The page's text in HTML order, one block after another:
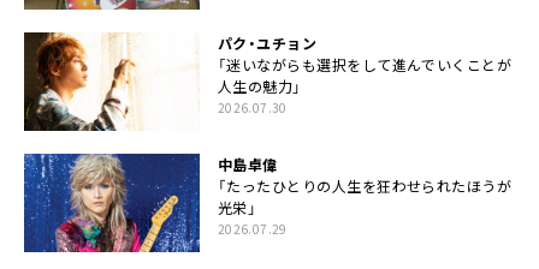
パク・ユチョン
「迷いながらも選択をして進んでいくことが
人生の魅力」
2026.07.30
中島卓偉
「たったひとりの人生を狂わせられたほうが
光栄」
2026.07.29